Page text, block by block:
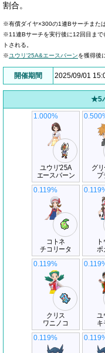
割合。
※有償ダイヤ×300の1連Bサーチまた
※11連Bサーチを実行後に12回目ま
トされる。
※ユウリ'25A&エースバーンを獲得後
開催期間 2025/09/01
★5
ユウリ'25A
エースバーン
1.000%
グ
プ
コトネ
チコリータ
0.119%
ポ
クリス
ワニノコ
0.119%
ユ
キ
0.119%